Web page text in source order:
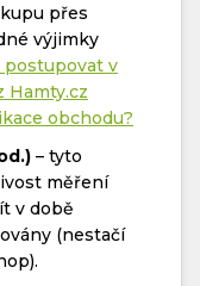
přes
výjimky
postupovat v
Hamty.cz
obchodu?
– tyto
měření
v době
(nestačí